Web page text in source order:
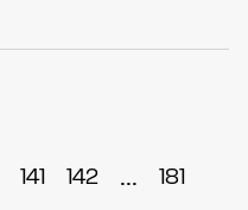
141 142 ... 181